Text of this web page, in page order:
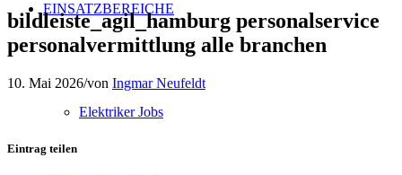
EINSATZBEREICHE
Elektriker Jobs
bildleiste_agil_hamburg personalservice
personalvermittlung alle branchen
10. Mai 2026/von Ingmar Neufeldt
Eintrag teilen